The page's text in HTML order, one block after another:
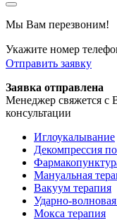
Мы Вам перезвоним!
Укажите номер
Отправить заявку
Заявка отправлена
Менеджер свяжется с
консультации
Иглоукалывание
Декомпрессия
Мануальная
Вакуум терапия
Ударно-
Мокса терапия